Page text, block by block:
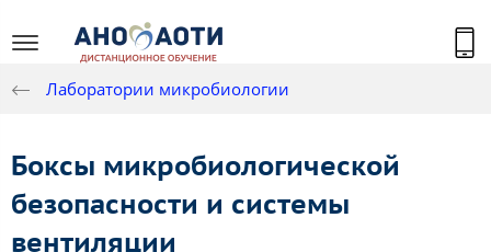
Лаборатории микробиологии
Боксы микробиологической
безопасности и системы
вентиляции